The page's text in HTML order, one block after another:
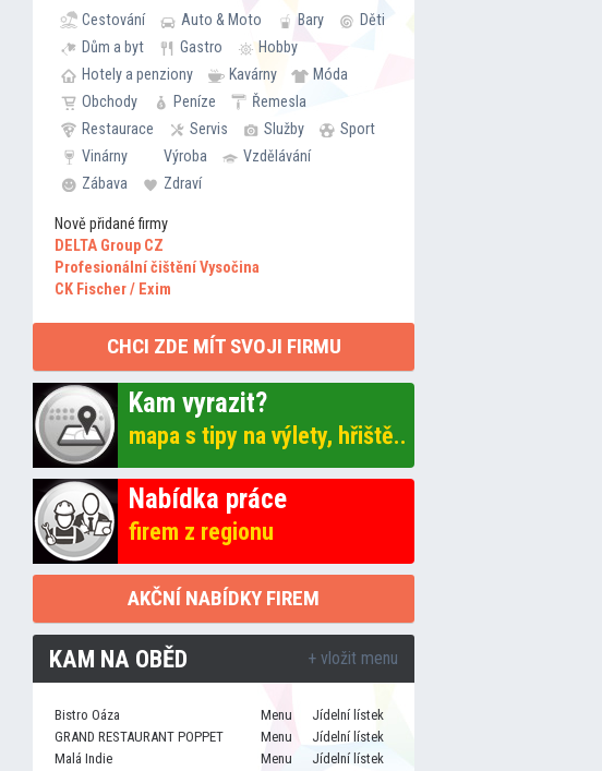
Cestování Auto & Moto Bary
Děti
Dům a byt
Gastro
Hobby
Hotely a penziony
Kavárny
Móda
Obchody
Peníze
Řemesla
Restaurace
Servis Služby
Sport
Vinárny
Výroba
Vzdělávání
Zábava
Zdraví
Nově přidané firmy
DELTA Group CZ
Profesionální čištění Vysočina
CK Fischer / Exim
CHCI ZDE MÍT SVOJI FIRMU
Kam vyrazit?
mapa s tipy na výlety, hřiště..
Nabídka práce
firem z regionu
AKČNÍ NABÍDKY FIREM
KAM NA OBĚD + vložit menu
Bistro Oáza Menu
Jídelní lístek
GRAND RESTAURANT POPPET
Menu
Jídelní lístek
Malá Indie
Menu
Jídelní lístek